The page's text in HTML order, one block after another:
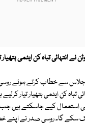
نے انتہائی تباہ کن ایٹمی
سے خطاب کرتے ہوئے روسی
تباہ کن ایٹمی ہتھیار تیار
استعمال کیے جاسکتے ہیں جب
سکے گا۔ روسی صدر نے اپنے